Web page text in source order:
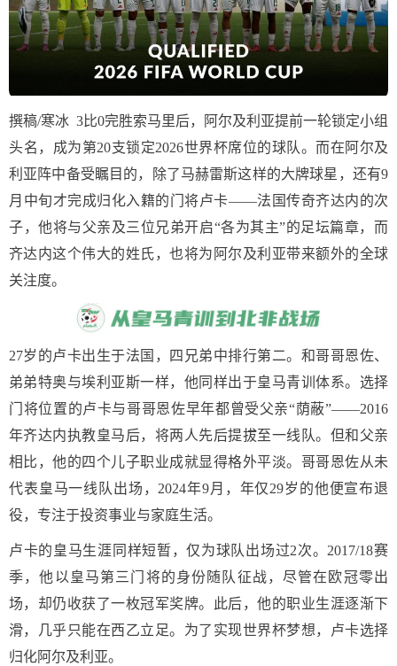
撰稿/寒冰 3比0完胜索马里后，阿尔及利亚提前一轮锁定小组
头名，成为第20支锁定2026世界杯席位的球队。而在阿尔及
利亚阵中备受瞩目的，除了马赫雷斯这样的大牌球星，还有9
月中旬才完成归化入籍的门将卢卡——法国传奇齐达内的次
子，他将与父亲及三位兄弟开启“各为其主”的足坛篇章，而
齐达内这个伟大的姓氏，也将为阿尔及利亚带来额外的全球
关注度。
27岁的卢卡出生于法国，四兄弟中排行第二。和哥哥恩佐、
弟弟特奥与埃利亚斯一样，他同样出于皇马青训体系。选择
门将位置的卢卡与哥哥恩佐早年都曾受父亲“荫蔽”——2016
年齐达内执教皇马后，将两人先后提拔至一线队。但和父亲
相比，他的四个儿子职业成就显得格外平淡。哥哥恩佐从未
代表皇马一线队出场，2024年9月，年仅29岁的他便宣布退
役，专注于投资事业与家庭生活。
卢卡的皇马生涯同样短暂，仅为球队出场过2次。2017/18赛
季，他以皇马第三门将的身份随队征战，尽管在欧冠零出
场，却仍收获了一枚冠军奖牌。此后，他的职业生涯逐渐下
滑，几乎只能在西乙立足。为了实现世界杯梦想，卢卡选择
归化阿尔及利亚。